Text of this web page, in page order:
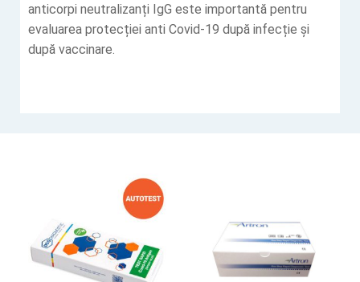
anticorpi neutralizanți IgG este importantă pentru
evaluarea protecției anti Covid-19 după infecție și
după vaccinare.